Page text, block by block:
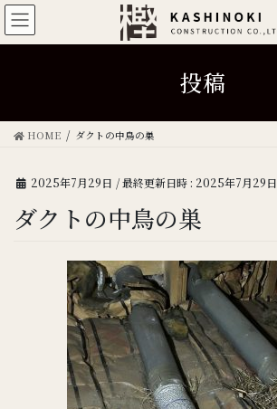
投稿
HOME ダクトの中鳥の巣
2025年7月29日 / 最終更新日時 : 2025年7月29日
ダクトの中鳥の巣